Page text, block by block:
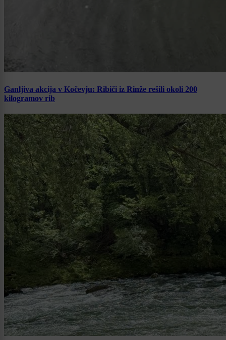
Ganljiva akcija v Kočevju: Ribiči iz Rinže rešili okoli 200
kilogramov rib